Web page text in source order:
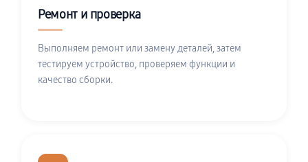
Ремонт и проверка
Выполняем ремонт или замену деталей, затем
тестируем устройство, проверяем функции и
качество сборки.